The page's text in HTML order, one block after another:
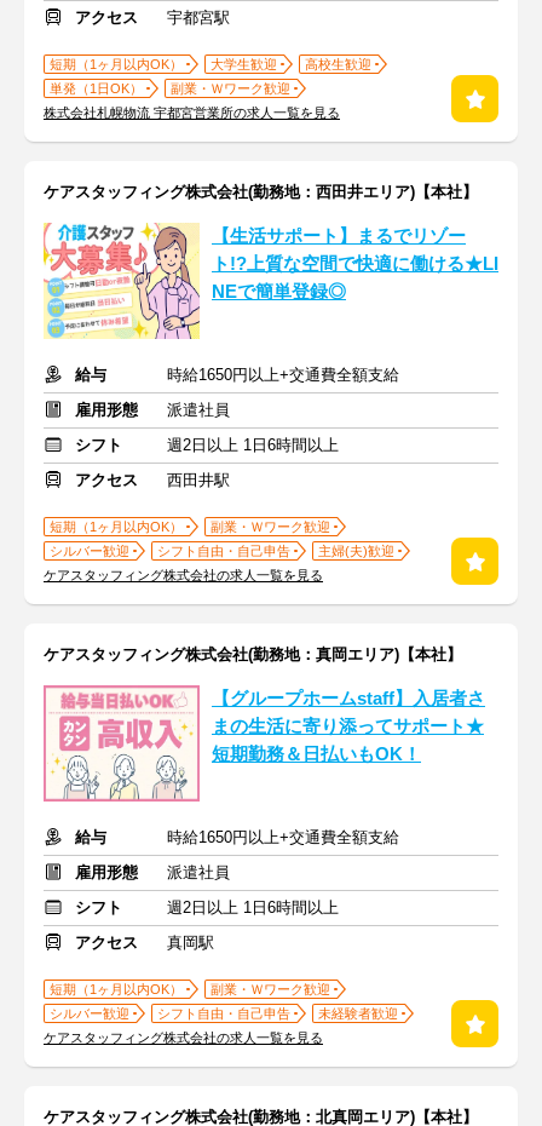
アクセス 宇都宮駅
短期（1ヶ月以内OK） 大学生歓迎
高校生歓迎
単発（1日OK）
副業・Ｗワーク歓迎
株式会社札幌物流 宇都宮営業所の求人一覧を見る
ケアスタッフィング株式会社(勤務地：西田井エリア)【本社】
【生活サポート】まるでリゾー
ト!?上質な空間で快適に働ける★LI
NEで簡単登録◎
給与
時給1650円以上+交通費全額支給
雇用形態
派遣社員
シフト
週2日以上 1日6時間以上
アクセス
西田井駅
短期（1ヶ月以内OK）
副業・Ｗワーク歓迎
シルバー歓迎
シフト自由・自己申告
主婦(夫)歓迎
ケアスタッフィング株式会社の求人一覧を見る
ケアスタッフィング株式会社(勤務地：真岡エリア)【本社】
【グループホームstaff】入居者さ
まの生活に寄り添ってサポート★
短期勤務＆日払いもOK！
給与
時給1650円以上+交通費全額支給
雇用形態
派遣社員
シフト
週2日以上 1日6時間以上
アクセス
真岡駅
短期（1ヶ月以内OK）
副業・Ｗワーク歓迎
シルバー歓迎
シフト自由・自己申告
未経験者歓迎
ケアスタッフィング株式会社の求人一覧を見る
ケアスタッフィング株式会社(勤務地：北真岡エリア)【本社】